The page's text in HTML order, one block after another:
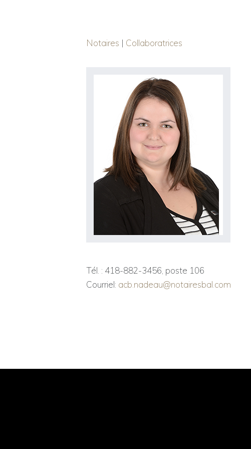
Notaires | Collaboratrices
Tél. : 418-882-3456, poste 106
Courriel: acb.nadeau@notairesbal.com